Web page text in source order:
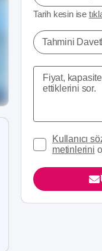
Tarih kesin ise
Tahmini
Kullanıcı
metinlerini